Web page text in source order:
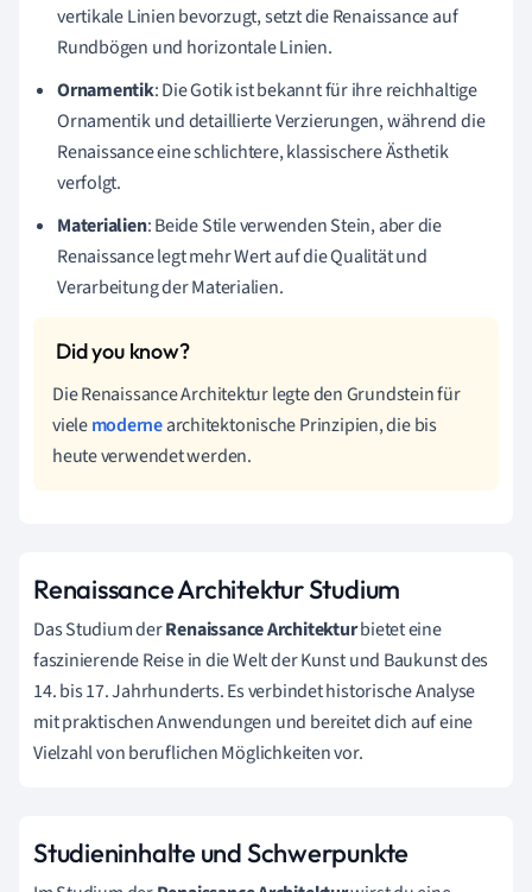
vertikale Linien bevorzugt, setzt die Renaissance auf
Rundbögen und horizontale Linien.
Ornamentik: Die Gotik ist bekannt für ihre reichhaltige
Ornamentik und detaillierte Verzierungen, während die
Renaissance eine schlichtere, klassischere Ästhetik
verfolgt.
Materialien: Beide Stile verwenden Stein, aber die
Renaissance legt mehr Wert auf die Qualität und
Verarbeitung der Materialien.
Die Renaissance Architektur legte den Grundstein für
vielemodernearchitektonische Prinzipien, die bis
heute verwendet werden.
Renaissance Architektur Studium
Das Studium derRenaissance Architekturbietet eine
faszinierende Reise in die Welt der Kunst und Baukunst des
14. bis 17. Jahrhunderts. Es verbindet historische Analyse
mit praktischen Anwendungen und bereitet dich auf eine
Vielzahl von beruflichen Möglichkeiten vor.
Studieninhalte und Schwerpunkte